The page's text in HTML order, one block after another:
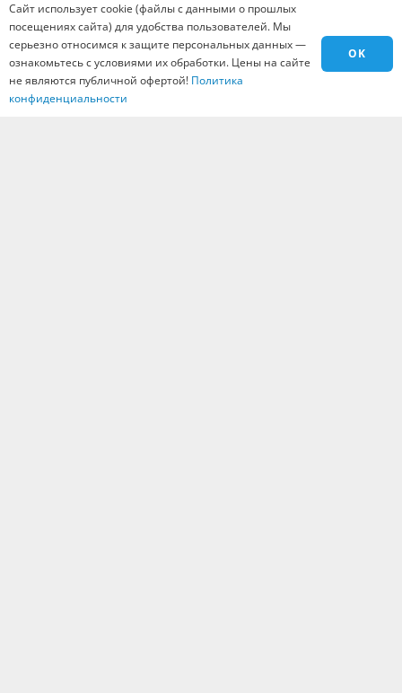
Материалы
Города
Контакты
Вакансии
Сайт использует cookie (файлы с данными о прошлых
посещениях сайта) для удобства пользователей. Мы
серьезно относимся к защите персональных данных —
ознакомьтесь с условиями их обработки. Цены на сайте
не являются публичной офертой! Политика
конфиденциальности
OK